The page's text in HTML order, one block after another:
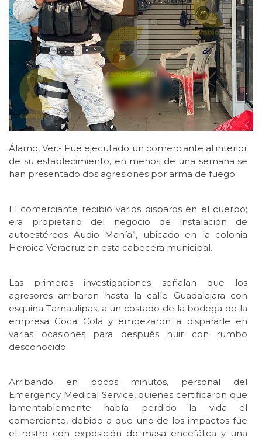
Álamo, Ver.- Fue ejecutado un comerciante al interior
de su establecimiento, en menos de una semana se
han presentado dos agresiones por arma de fuego.
El comerciante recibió varios disparos en el cuerpo;
era propietario del negocio de instalación de
autoestéreos Audio Manía”, ubicado en la colonia
Heroica Veracruz en esta cabecera municipal.
Las primeras investigaciones señalan que los
agresores arribaron hasta la calle Guadalajara con
esquina Tamaulipas, a un costado de la bodega de la
empresa Coca Cola y empezaron a dispararle en
varias ocasiones para después huir con rumbo
desconocido.
Arribando en pocos minutos, personal del
Emergency Medical Service, quienes certificaron que
lamentablemente había perdido la vida el
comerciante, debido a que uno de los impactos fue
el rostro con exposición de masa encefálica y una